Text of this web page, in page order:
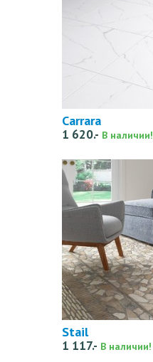
Carrara
1 620.- В наличии!
Stail
1 117.- В наличии!